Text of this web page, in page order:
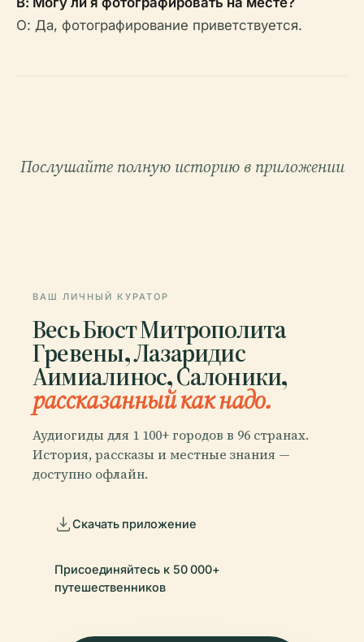
О: Да, фотографирование приветствуется.
Послушайте полную историю в приложении
ВАШ ЛИЧНЫЙ КУРАТОР
Весь Бюст Митрополита
Гревены, Лазаридис
Аимиалинос, Салоники,
рассказанный как надо.
Аудиогиды для 1 100+ городов в 96 странах.
История, рассказы и местные знания —
доступно офлайн.
Скачать приложение
Присоединяйтесь к 50 000+
путешественников